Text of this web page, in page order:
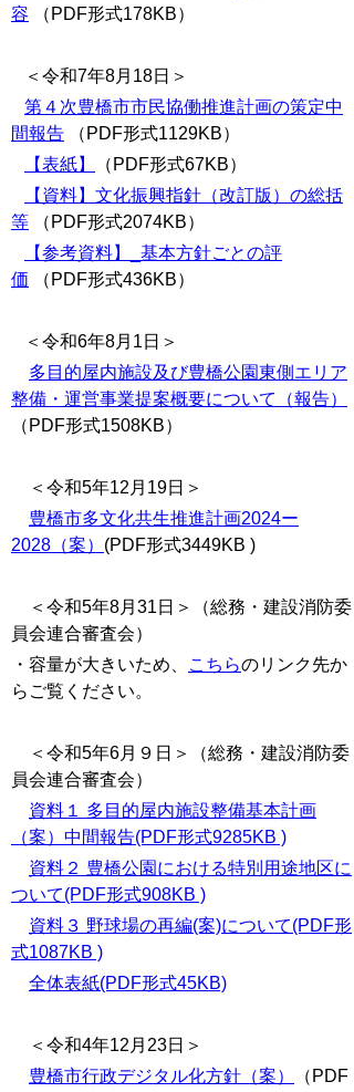
容 （PDF形式178KB）
＜令和7年8月18日＞
第４次豊橋市市民協働推進計画の策定中
間報告 （PDF形式1129KB）
【表紙】
（PDF形式67KB）
【資料】文化振興指針（改訂版）の総括
等 （PDF形式2074KB）
【参考資料】_基本方針ごとの評
価 （PDF形式436KB）
＜令和6年8月1日＞
多目的屋内施設及び豊橋公園東側エリア
整備・運営事業提案概要について（報告）
（PDF形式1508KB）
＜令和5年12月19日＞
豊橋市多文化共生推進計画2024ー
2028（案） (PDF形式3449KB )
＜令和5年8月31日＞（総務・建設消防委
員会連合審査会）
・容量が大きいため、
こちらのリンク先か
らご覧ください。
＜令和5年6月９日＞（総務・建設消防委
員会連合審査会）
資料１ 多目的屋内施設整備基本計画
（案）中間報告(PDF形式9285KB )
資料２ 豊橋公園における特別用途地区に
ついて(PDF形式908KB )
資料３ 野球場の再編(案)について(PDF形
式1087KB )
全体表紙(PDF形式45KB)
＜令和4年12月23日＞
豊橋市行政デジタル化方針（案）
（PDF